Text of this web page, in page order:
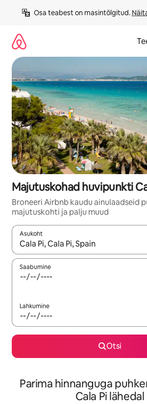
Osa teabest on masintõlgitud.
Majutuskohad huvipunkti
Broneeri Airbnb kaudu ainulaadseid
majutuskohti ja palju muud
Asukoht
Kui tulemused on kuvatud, liigu
Saabumine
Lahkumine
Otsi
Parima hinnanguga
Cala Pi lähedal